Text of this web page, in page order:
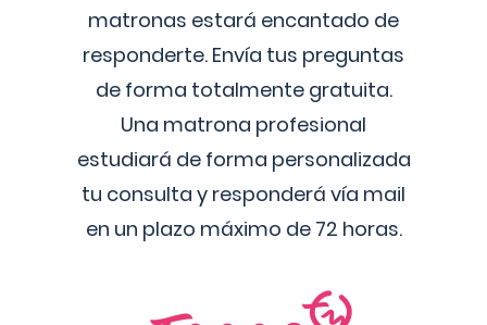
matronas estará encantado de
responderte. Envía tus preguntas
de forma totalmente gratuita.
Una matrona profesional
estudiará de forma personalizada
tu consulta y responderá vía mail
en un plazo máximo de 72 horas.